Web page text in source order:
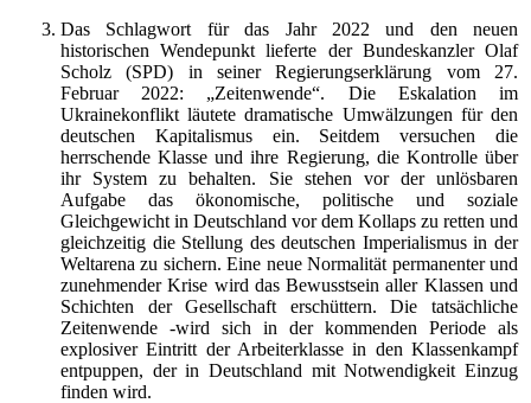
Das Schlagwort für das Jahr 2022 und den neuen
historischen Wendepunkt lieferte der Bundeskanzler Olaf
Scholz (SPD) in seiner Regierungserklärung vom 27.
Februar 2022: „Zeitenwende“. Die Eskalation im
Ukrainekonflikt läutete dramatische Umwälzungen für den
deutschen Kapitalismus ein. Seitdem versuchen die
herrschende Klasse und ihre Regierung, die Kontrolle über
ihr System zu behalten. Sie stehen vor der unlösbaren
Aufgabe das ökonomische, politische und soziale
Gleichgewicht in Deutschland vor dem Kollaps zu retten und
gleichzeitig die Stellung des deutschen Imperialismus in der
Weltarena zu sichern. Eine neue Normalität permanenter und
zunehmender Krise wird das Bewusstsein aller Klassen und
Schichten der Gesellschaft erschüttern. Die tatsächliche
Zeitenwende -wird sich in der kommenden Periode als
explosiver Eintritt der Arbeiterklasse in den Klassenkampf
entpuppen, der in Deutschland mit Notwendigkeit Einzug
finden wird.